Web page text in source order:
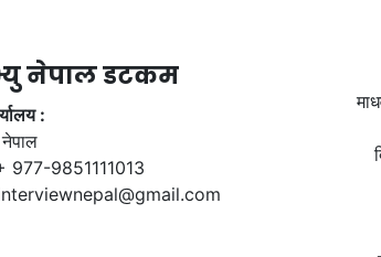
नेपाल डटकम
:
977-9851111013